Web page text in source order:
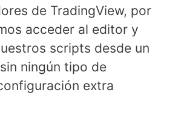
de TradingView, por
acceder al editor y
scripts desde un
ningún tipo de
extra